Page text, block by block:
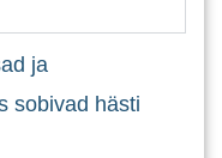
ja
sobivad hästi